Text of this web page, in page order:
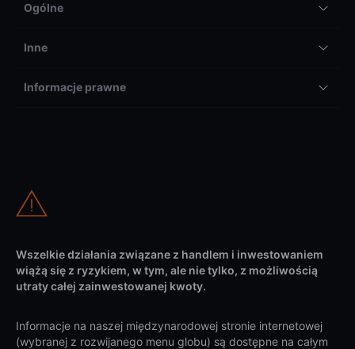
Ogólne
Inne
Informacje prawne
Wszelkie działania związane z handlem i inwestowaniem
wiążą się z ryzykiem, w tym, ale nie tylko, z możliwością
utraty całej zainwestowanej kwoty.
Informacje na naszej międzynarodowej stronie internetowej
(wybranej z rozwijanego menu globu) są dostępne na całym